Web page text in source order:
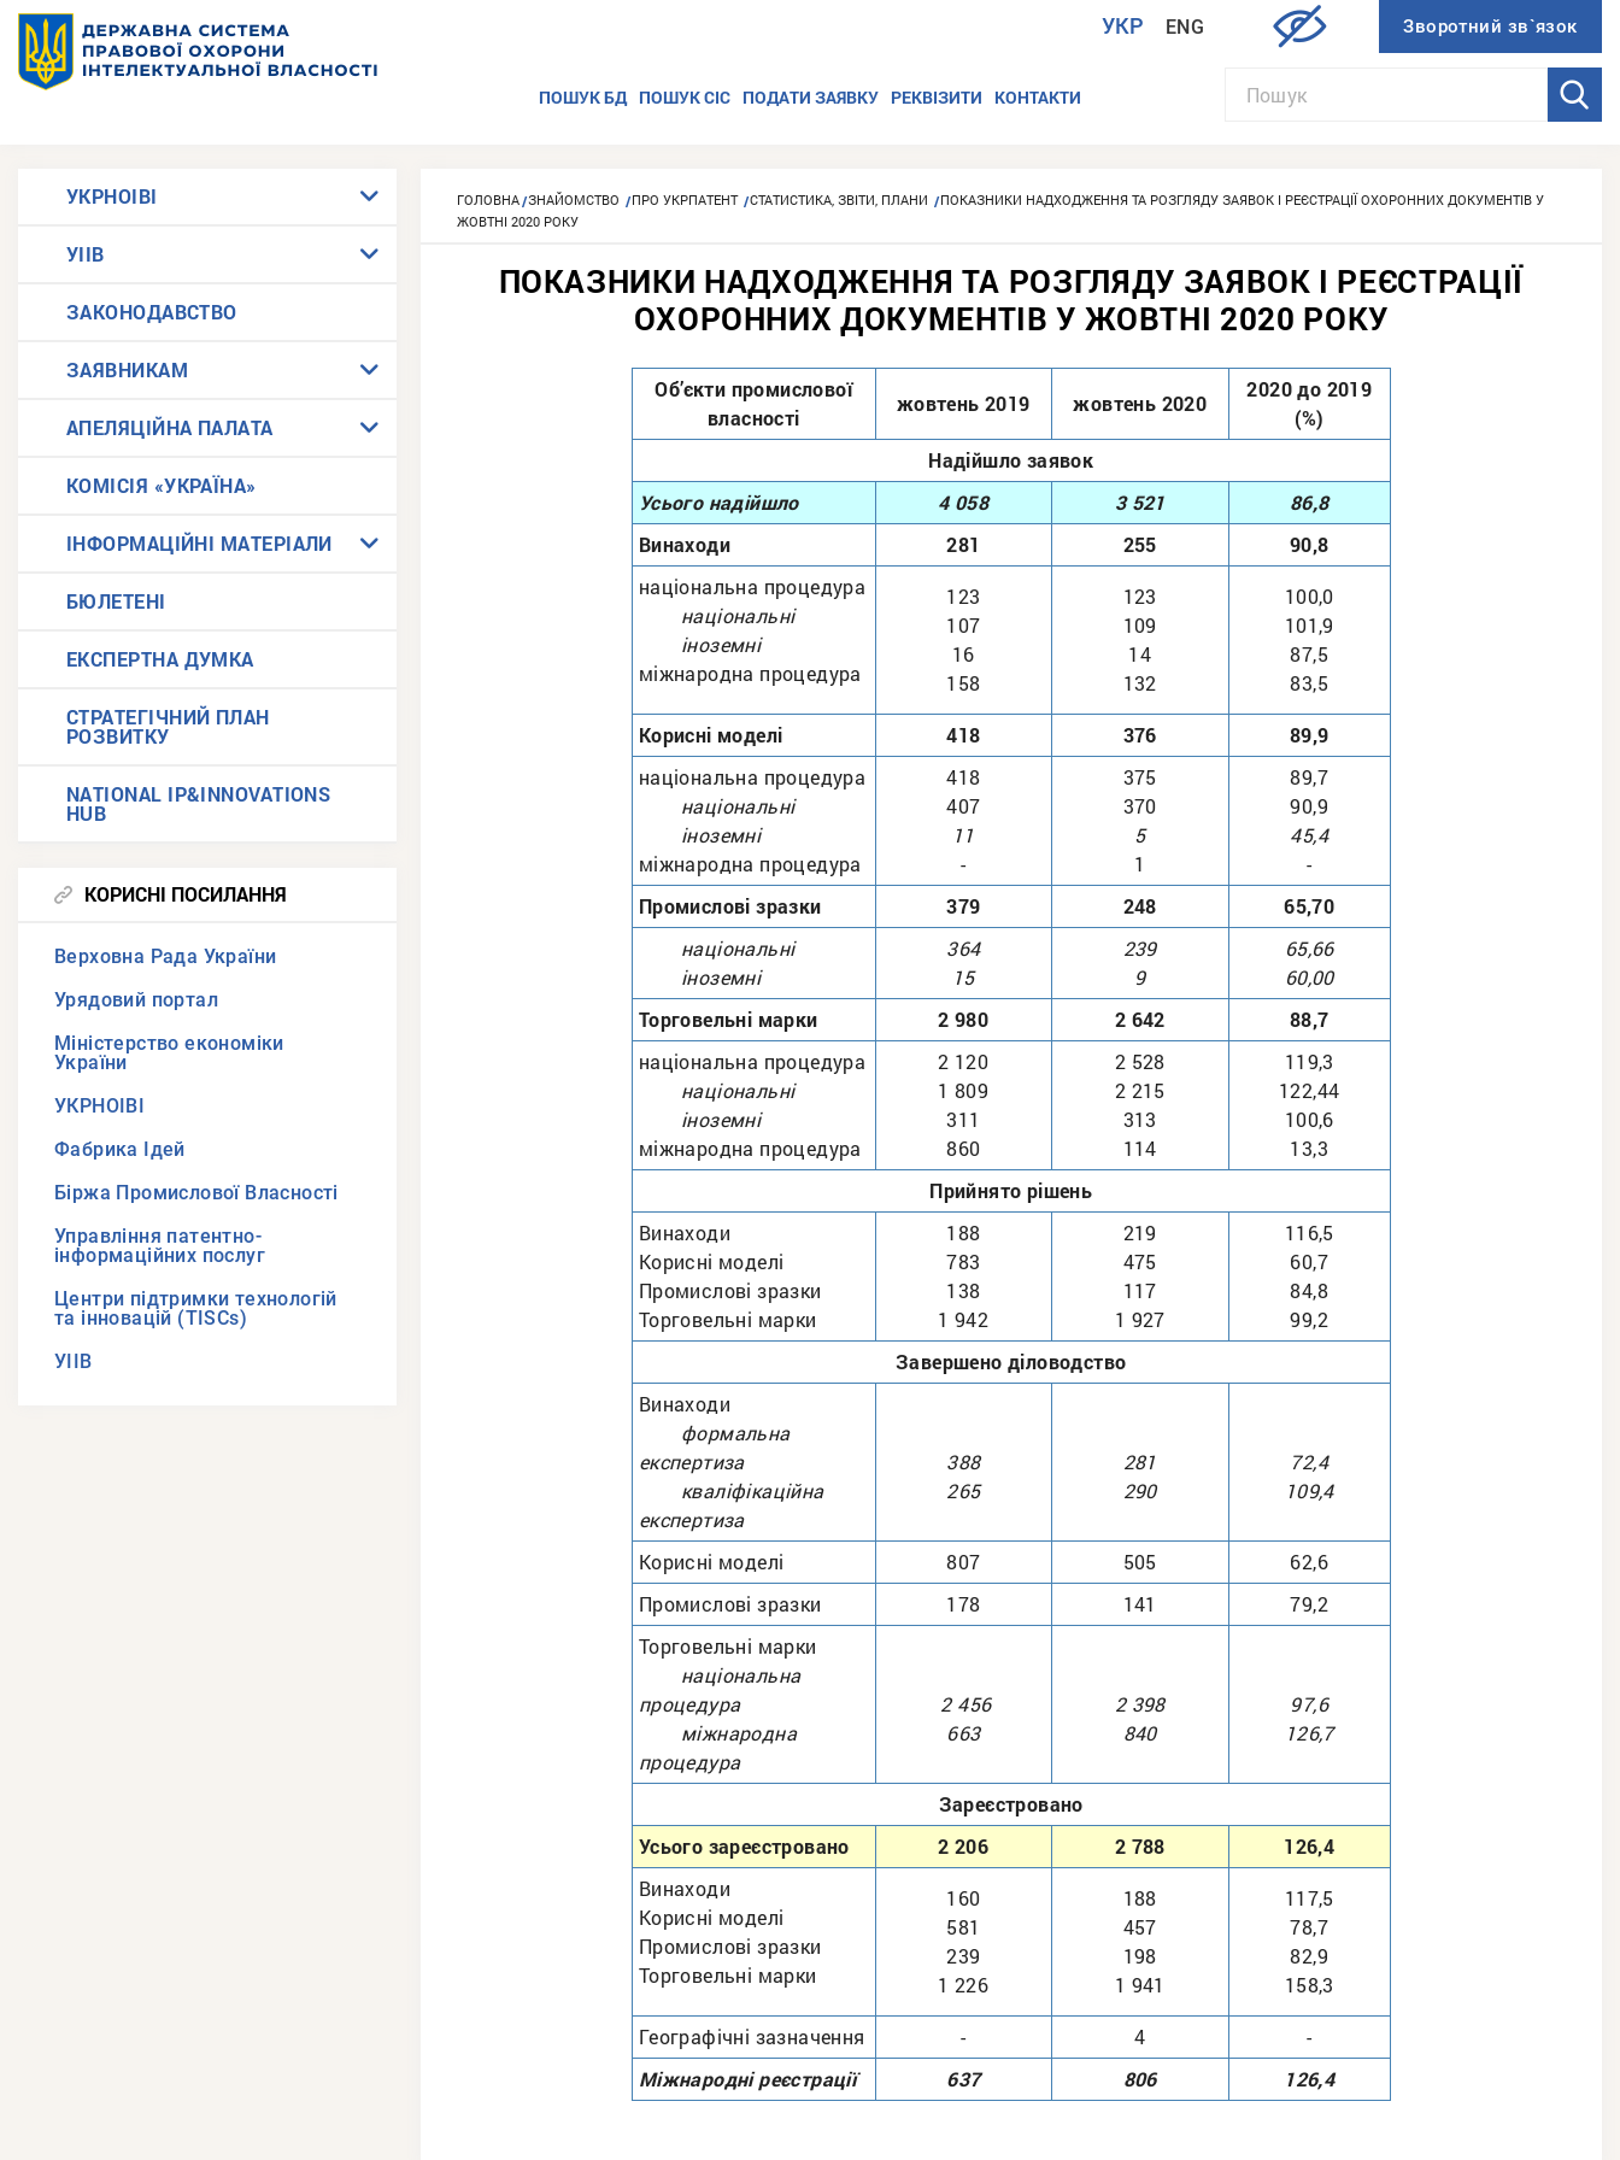
УКР ENG
ПОШУК БД ПОШУК СІС ПОДАТИ ЗАЯВКУ РЕКВІЗИТИ КОНТАКТИ
УКРНОІВІ
УІІВ
ЗАКОНОДАВСТВО
ЗАЯВНИКАМ
АПЕЛЯЦІЙНА ПАЛАТА
КОМІСІЯ «УКРАЇНА»
ІНФОРМАЦІЙНІ МАТЕРІАЛИ
БЮЛЕТЕНІ
ЕКСПЕРТНА ДУМКА
СТРАТЕГІЧНИЙ ПЛАН
РОЗВИТКУ
NATIONAL IP&INNOVATIONS
HUB
КОРИСНІ ПОСИЛАННЯ
Верховна Рада України
Урядовий портал
Міністерство економіки
України
УКРНОІВІ
Фабрика Ідей
Біржа Промислової Власності
Управління патентно-
інформаційних послуг
Центри підтримки технологій
та інновацій (TISCs)
УІІВ
ГОЛОВНА ЗНАЙОМСТВО ПРО УКРПАТЕНТ СТАТИСТИКА, ЗВІТИ, ПЛАНИ
ПОКАЗНИКИ НАДХОДЖЕННЯ ТА РОЗГЛЯДУ ЗАЯВОК І РЕЄСТРАЦІЇ ОХОРОННИХ ДОКУМЕНТІВ У
ЖОВТНІ 2020 РОКУ
ПОКАЗНИКИ НАДХОДЖЕННЯ ТА РОЗГЛЯДУ ЗАЯВОК І РЕЄСТРАЦІЇ
ОХОРОННИХ ДОКУМЕНТІВ У ЖОВТНІ 2020 РОКУ
Об’єкти промислової
власності
жовтень 2019 жовтень 2020
2020 до 2019
(%)
Надійшло заявок
Усього надійшло
4 058 3 521
86,8
Винаходи
281 255
90,8
національна процедура
національні
іноземнi
міжнародна процедура
123
107
16
158
123
109
14
132
100,0
101,9
87,5
83,5
Корисні моделі 418 376
89,9
національна процедура
національні
іноземні
міжнародна процедура
418
407
11
-
375
370
5
1
89,7
90,9
45,4
-
Промислові зразки
379 248
65,70
національні
іноземні
364
15
239
9
65,66
60,00
Торговельні марки
2 980 2 642
88,7
національна процедура
національні
іноземні
міжнародна процедура
2 120
1 809
311
860
2 528
2 215
313
114
119,3
122,44
100,6
13,3
Прийнято рішень
Винаходи
Корисні моделі
Промислові зразки
Торговельні марки
188
783
138
1 942
219
475
117
1 927
116,5
60,7
84,8
99,2
Завершено діловодство
Винаходи
формальна
експертиза
кваліфікаційна
експертиза
388
265
281
290
72,4
109,4
Корисні моделі 807 505
62,6
Промислові зразки
178 141
79,2
Торговельні марки
національна
процедура
міжнародна
процедура
2 456
663
2 398
840
97,6
126,7
Зареєстровано
Усього зареєстровано
2 206 2 788
126,4
Винаходи
Корисні моделі
Промислові зразки
Торговельні марки
160
581
239
1 226
188
457
198
1 941
117,5
78,7
82,9
158,3
Географічні зазначення - 4
-
Міжнародні реєстрації
637 806 126,4